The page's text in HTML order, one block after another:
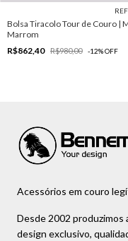
Bolsa Tiracolo Tour de Couro |
Marrom
R$862,40
R$980,00 -12%OFF
Acessórios em couro
Desde 2002 produzimos
design exclusivo,